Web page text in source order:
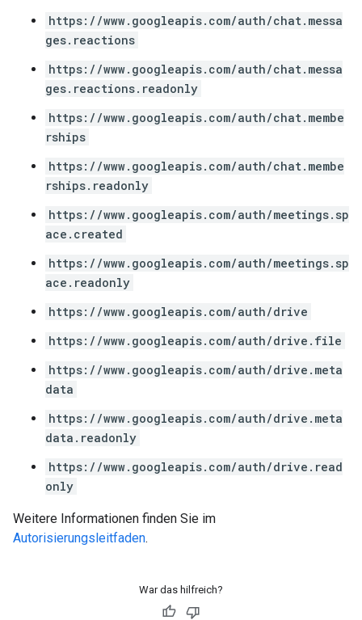
https://www.googleapis.com/auth/chat.messa
ges.reactions
https://www.googleapis.com/auth/chat.messa
ges.reactions.readonly
https://www.googleapis.com/auth/chat.membe
rships
https://www.googleapis.com/auth/chat.membe
rships.readonly
https://www.googleapis.com/auth/meetings.sp
ace.created
https://www.googleapis.com/auth/meetings.sp
ace.readonly
https://www.googleapis.com/auth/drive
https://www.googleapis.com/auth/drive.file
https://www.googleapis.com/auth/drive.meta
data
https://www.googleapis.com/auth/drive.meta
data.readonly
https://www.googleapis.com/auth/drive.read
only
Weitere Informationen finden Sie im
Autorisierungsleitfaden.
War das hilfreich?